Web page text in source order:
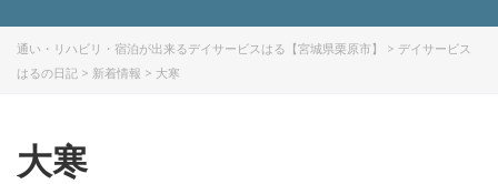
通い・リハビリ・宿泊が出来るデイサービスはる【宮城県栗原市】 > デイサービス
はるの日記 > 新着情報 > 大寒
大寒